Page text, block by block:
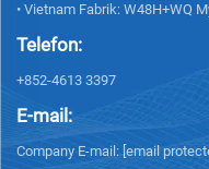
• Vietnam Fabrik: W48H+WQ
Telefon:
+852-4613 3397
E-mail:
Company E-mail: [email